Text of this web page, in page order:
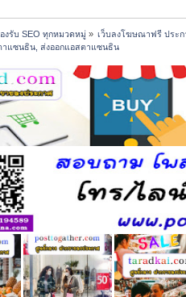
รับ SEO ทุกหมวดหมู่» เว็บลงโฆษณาฟรี ประ
าแซนธิน, ส่งออกแอสตาแซนธิน